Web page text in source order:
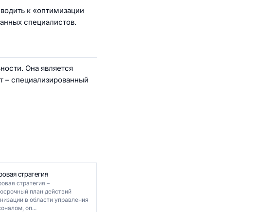
к «оптимизации
специалистов.
Она является
– специализированный
стратегия
стратегия –
план действий
в области управления
оп...